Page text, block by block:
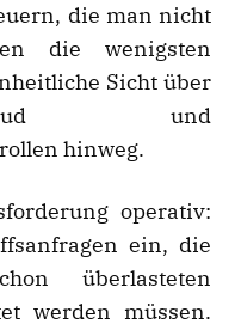
die man nicht
die wenigsten
Sicht über
und
hinweg.
operativ:
ein, die
überlasteten
werden müssen.